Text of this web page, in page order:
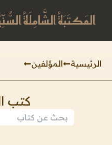
المَكتَبَةُ الشَّامِلَةُ
الرئيسية المؤلفين
كتب